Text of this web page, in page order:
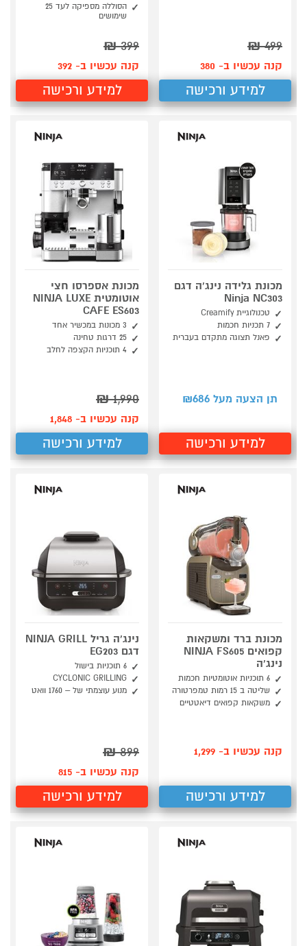
499
₪
קנה עכשיו ב- 380
למידע ורכישה
הסוללה מספיקה לעד 25
שימושים
399
₪
קנה עכשיו ב- 392
למידע ורכישה
מכונת גלידה נינג'ה דגם
Ninja NC303
טכנולוגיית Creamify
7 תכניות חכמות
פאנל תצוגה מתקדם בעברית
תן הצעה מעל ₪ 686
למידע ורכישה
מכונת אספרסו חצי
אוטומטית NINJA LUXE
CAFE ES603
3 מכונות במכשיר אחד
25 דרגות טחינה
4 תוכניות הקצפה לחלב
1,990
₪
קנה עכשיו ב- 1,848
למידע ורכישה
מכונת ברד ומשקאות
קפואים NINJA FS605
נינג'ה
6 תוכניות אוטומטיות חכמות
שליטה ב 15 רמות טמפרטורה
משקאות קפואים דיאטטיים
קנה עכשיו ב- 1,299
למידע ורכישה
נינג'ה גריל NINJA GRILL
דגם EG203
6 תוכניות בישול
CYCLONIC GRILLING
מנוע עוצמתי של – 1760 וואט
899
₪
קנה עכשיו ב- 815
למידע ורכישה